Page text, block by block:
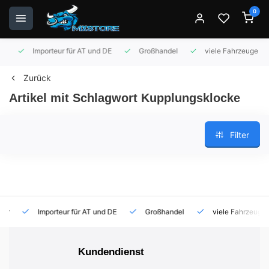
0
Importeur für AT und DE Großhandel viele Fahrzeuge auf
Zurück
Artikel mit Schlagwort Kupplungsklocke
Filter
Importeur für AT und DE Großhandel viele Fahrzeuge auf
Kundendienst